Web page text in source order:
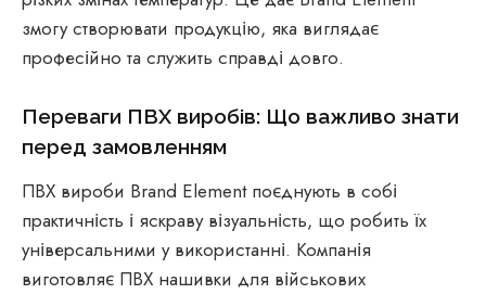
змогу створювати продукцію, яка виглядає
професійно та служить справді довго.
Переваги ПВХ виробів: Що важливо знати
перед замовленням
ПВХ вироби Brand Element поєднують в собі
практичність і яскраву візуальність, що робить їх
універсальними у використанні. Компанія
виготовляє ПВХ нашивки для військових